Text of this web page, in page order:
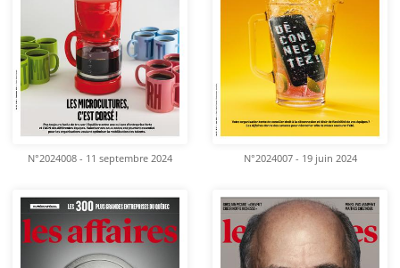
N°2024008 - 11 septembre 2024 N°2024007 - 19 juin 2024